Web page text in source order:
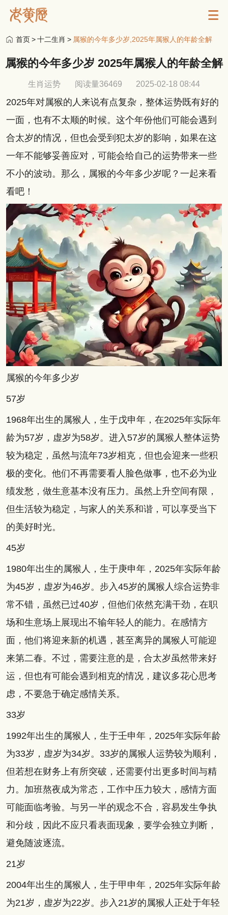
首页>十二生肖 > 属猴的今年多少岁,2025年属猴人的年龄全解
属猴的今年多少岁 2025年属猴人的年龄全解
生肖运势 阅读量36469 2025-02-18 08:44
2025年对属猴的人来说有点复杂，整体运势既有好的
一面，也有不太顺的时候。这个年份他们可能会遇到
合太岁的情况，但也会受到犯太岁的影响，如果在这
一年不能够妥善应对，可能会给自己的运势带来一些
不小的波动。那么，属猴的今年多少岁呢？一起来看
看吧！
属猴的今年多少岁
57岁
1968年出生的属猴人，生于戊申年，在2025年实际年
龄为57岁，虚岁为58岁。进入57岁的属猴人整体运势
较为稳定，虽然与流年73岁相克，但也会迎来一些积
极的变化。他们不再需要看人脸色做事，也不必为业
绩发愁，做生意基本没有压力。虽然上升空间有限，
但生活较为稳定，与家人的关系和谐，可以享受当下
的美好时光。
45岁
1980年出生的属猴人，生于庚申年，2025年实际年龄
为45岁，虚岁为46岁。步入45岁的属猴人综合运势非
常不错，虽然已过40岁，但他们依然充满干劲，在职
场和生意场上展现出不输年轻人的能力。在感情方
面，他们将迎来新的机遇，甚至离异的属猴人可能迎
来第二春。不过，需要注意的是，合太岁虽然带来好
运，但也有可能会遇到相克的情况，建议多花心思考
虑，不要急于确定感情关系。
33岁
1992年出生的属猴人，生于壬申年，2025年实际年龄
为33岁，虚岁为34岁。33岁的属猴人运势较为顺利，
但若想在财务上有所突破，还需要付出更多时间与精
力。加班熬夜成为常态，工作中压力较大，感情方面
可能面临考验。与另一半的观念不合，容易发生争执
和分歧，因此不应只看表面现象，要学会独立判断，
避免随波逐流。
21岁
2004年出生的属猴人，生于甲申年，2025年实际年龄
为21岁，虚岁为22岁。步入21岁的属猴人正处于年轻